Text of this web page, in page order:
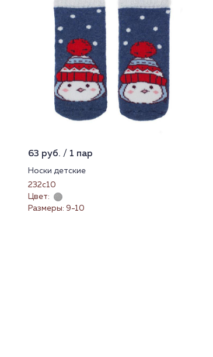
63 руб. / 1 пар
Носки детские
232с10
Цвет:
Размеры: 9-10